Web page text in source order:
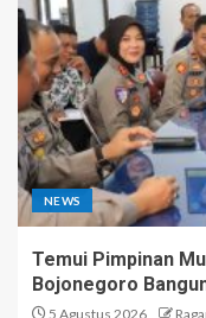
NEWS
Temui Pimpinan
Bojonegoro
5 Agustus 2026